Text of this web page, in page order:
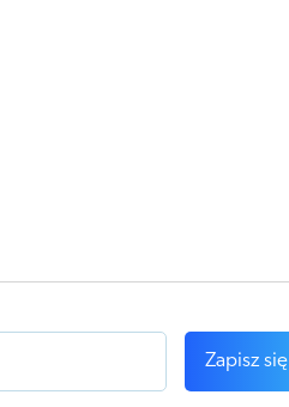
Zapisz się